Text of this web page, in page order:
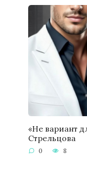
«Не вариант
Стрельцова
0 8